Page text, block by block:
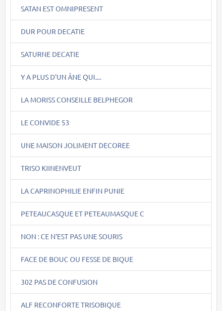
SATAN EST OMNIPRESENT
DUR POUR DECATIE
SATURNE DECATIE
Y A PLUS D'UN ÂNE QUI....
LA MORISS CONSEILLE BELPHEGOR
LE CONVIDE 53
UNE MAISON JOLIMENT DECOREE
TRISO KIINENVEUT
LA CAPRINOPHILIE ENFIN PUNIE
PETEAUCASQUE ET PETEAUMASQUE C
NON : CE N'EST PAS UNE SOURIS
FACE DE BOUC OU FESSE DE BIQUE
302 PAS DE CONFUSION
ALF RECONFORTE TRISOBIQUE